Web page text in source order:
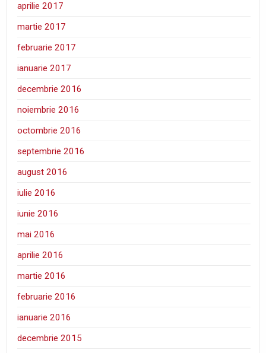
aprilie 2017
martie 2017
februarie 2017
ianuarie 2017
decembrie 2016
noiembrie 2016
octombrie 2016
septembrie 2016
august 2016
iulie 2016
iunie 2016
mai 2016
aprilie 2016
martie 2016
februarie 2016
ianuarie 2016
decembrie 2015